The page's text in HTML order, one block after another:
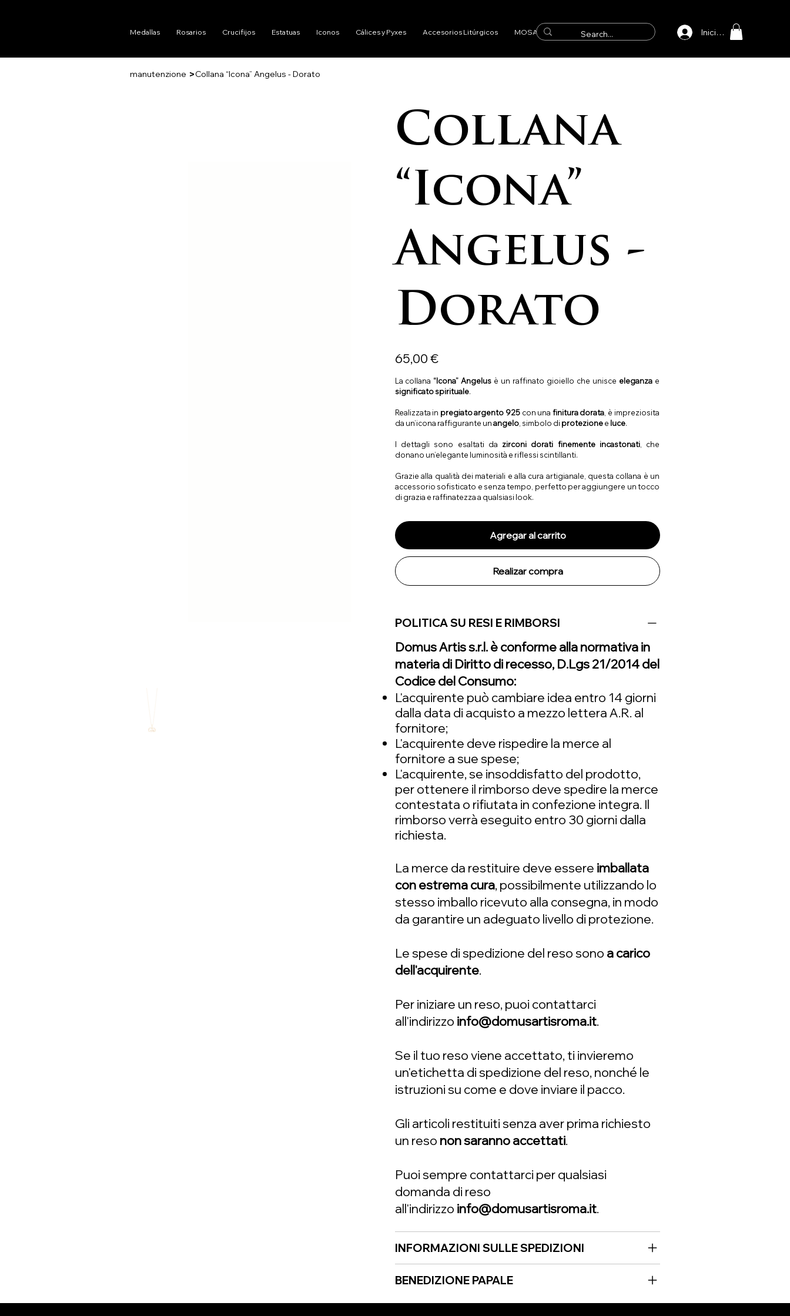
manutenzione >Collana “Icona” Angelus - Dorato
Collana
“Icona”
Angelus -
Dorato
Precio
65,00 €
La collana “Icona” Angelus è un raffinato gioiello che unisce eleganzae
significato spirituale.
Realizzata in pregiato argento 925con una finitura dorata, è impreziosita
da un’icona raffigurante unangelo, simbolo di protezionee luce.
I dettagli sono esaltati da zirconi dorati finemente incastonati, che
donano un’elegante luminosità e riflessi scintillanti.
Grazie alla qualità dei materiali e alla cura artigianale, questa collana è un
accessorio sofisticato e senza tempo, perfetto per aggiungere un tocco
di grazia e raffinatezza a qualsiasi look.
Agregar al carrito
Realizar compra
POLITICA SU RESI E RIMBORSI
Domus Artis s.r.l. è conforme alla normativa in
materia di Diritto di recesso, D.Lgs 21/2014 del
Codice del Consumo:
L'acquirente può cambiare idea entro 14 giorni
dalla data di acquisto a mezzo lettera A.R. al
fornitore;
L'acquirente deve rispedire la merce al
fornitore a sue spese;
L'acquirente, se insoddisfatto del prodotto,
per ottenere il rimborso deve spedire la merce
contestata o rifiutata in confezione integra. Il
rimborso verrà eseguito entro 30 giorni dalla
richiesta.
La merce da restituire deve essere imballata
con estrema cura, possibilmente utilizzando lo
stesso imballo ricevuto alla consegna, in modo
da garantire un adeguato livello di protezione.
Le spese di spedizione del reso sono a carico
dell'acquirente.
Per iniziare un reso, puoi contattarci
all'indirizzo info@domusartisroma.it.
Se il tuo reso viene accettato, ti invieremo
un'etichetta di spedizione del reso, nonché le
istruzioni su come e dove inviare il pacco.
Gli articoli restituiti senza aver prima richiesto
un reso non saranno accettati.
Puoi sempre contattarci per qualsiasi
domanda di reso
all'indirizzo info@domusartisroma.it.
INFORMAZIONI SULLE SPEDIZIONI
BENEDIZIONE PAPALE
Medallas Rosarios Crucifijos Estatuas Iconos Cálices y Pyxes Accesorios Litúrgicos MOSAICOS Iniciar sesión